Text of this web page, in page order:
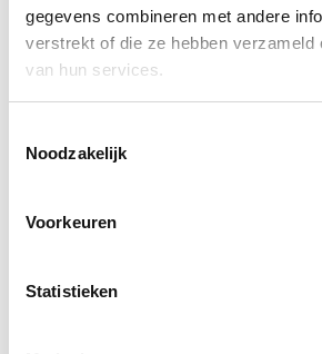
gegevens combineren met andere
verstrekt of die ze hebben verzameld
van hun services.
Noodzakelijk
Voorkeuren
Statistieken
Klikhierom de privacyvoorwaarden te
Nationale Feestdag 2026
Lees meer